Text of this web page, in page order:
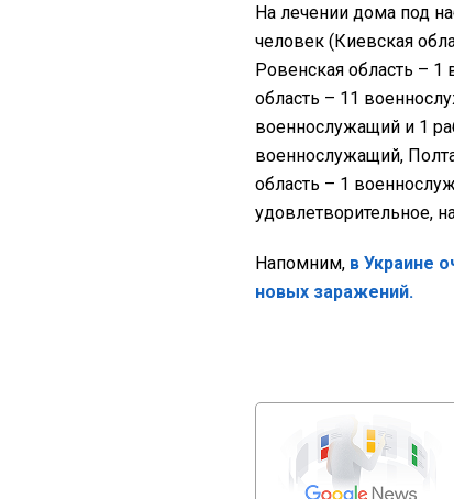
На лечении дома под
человек (Киевская
Ровенская область –
область – 11
военнослужащий и 1
военнослужащий,
область – 1
удовлетворительное,
Напомним, в Украине
новых заражений.